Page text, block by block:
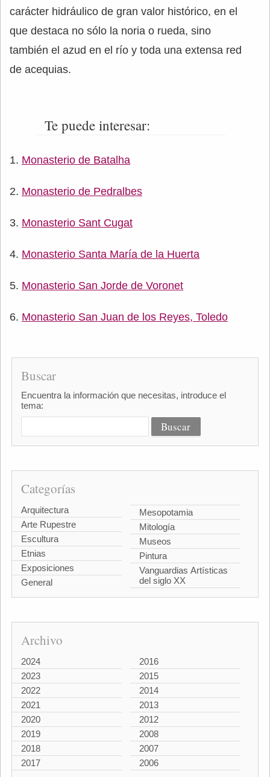
carácter hidráulico de gran valor histórico, en el
que destaca no sólo la noria o rueda, sino
también el azud en el río y toda una extensa red
de acequias.
Te puede interesar:
Monasterio de Batalha
Monasterio de Pedralbes
Monasterio Sant Cugat
Monasterio Santa María de la Huerta
Monasterio San Jorde de Voronet
Monasterio San Juan de los Reyes, Toledo
Buscar
Encuentra la información que necesitas, introduce el
tema:
Categorías
Arquitectura
Arte Rupestre
Escultura
Etnias
Exposiciones
General
Mesopotamia
Mitología
Museos
Pintura
Vanguardias Artísticas
del siglo XX
Archivo
2024
2023
2022
2021
2020
2019
2018
2017
2016
2015
2014
2013
2012
2008
2007
2006